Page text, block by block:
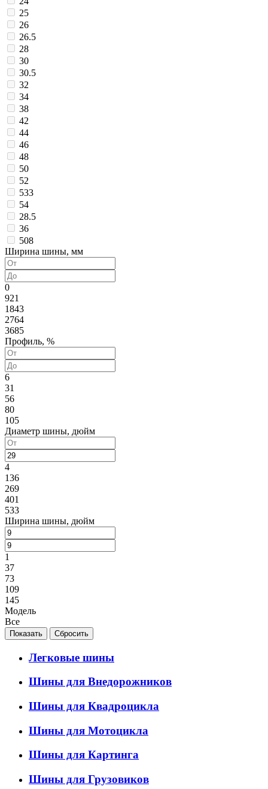
25
26
26.5
28
30
30.5
32
34
38
42
44
46
48
50
52
533
54
28.5
36
508
Ширина шины, мм
0
921
1843
2764
3685
Профиль, %
6
31
56
80
105
Диаметр шины, дюйм
4
136
269
401
533
Ширина шины, дюйм
1
37
73
109
145
Модель
Все
Легковые шины
Шины для Внедорожников
Шины для Квадроцикла
Шины для Мотоцикла
Шины для Картинга
Шины для Грузовиков